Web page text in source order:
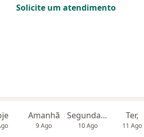
Solicite um atendimento
Amanhã
9 Ago
Segunda-feira
10 Ago
Ter,
11 Ago